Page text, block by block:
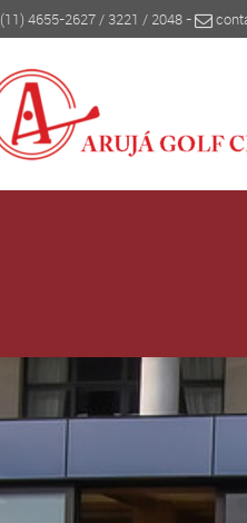
(11) 4655-2627/ 3221 / 2048-